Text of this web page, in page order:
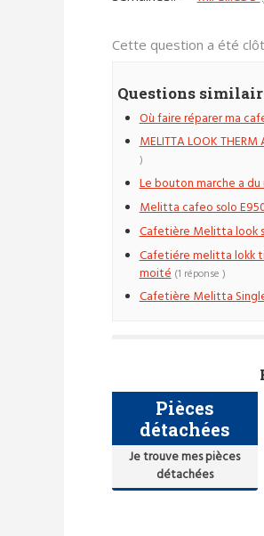
Cette question a été
Questions
Où faire réparer ma
MELITTA LOOK THERM
)
Le bouton marche a du
Melitta cafeo solo
Cafetière Melitta look
Cafetiére melitta lokk
moité (1 réponse )
Cafetière Melitta
Pièces
détachées
Je trouve mes pièces
détachées